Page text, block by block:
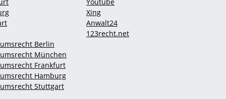
Berlin
München
Frankfurt
Hamburg
Stuttgart
Xing
Anwalt24
123recht.net